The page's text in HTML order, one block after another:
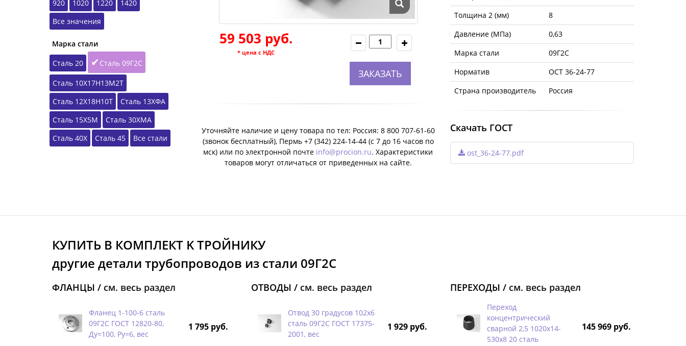
920 1020 1220
1420
Все значения
Марка стали
Сталь 20
Сталь 09Г2С
Сталь 10Х17Н13М2Т
Сталь 12Х18Н10Т
Сталь 13ХФА
Сталь 15Х5М
Сталь 30ХМА
Сталь 40Х
Сталь 45 Все стали
59 503 руб.
* цена с НДС
ЗАКАЗАТЬ
Уточняйте наличие и цену товара по тел: Россия: 8 800 707-61-60
(звонок бесплатный), Пермь +7 (342) 224-14-44 (c 7 до 16 часов по
мск) или по электронной почте info@procion.ru. Характеристики
товаров могут отличаться от приведенных на сайте.
Толщина 2 (мм)
8
Давление (МПа)
0,63
Марка стали
09Г2С
Норматив
ОСТ 36-24-77
Страна производитель
Россия
Скачать ГОСТ
ost_36-24-77.pdf
КУПИТЬ В КОМПЛЕКТ K ТРОЙНИКУ
другие детали трубопроводов из стали 09Г2С
ФЛАНЦЫ / см. весь раздел
Фланец 1-100-6 сталь
09Г2С ГОСТ 12820-80,
Ду=100, Ру=6, вес
1 795 руб.
ОТВОДЫ / см. весь раздел
Отвод 30 градусов 102х6
сталь 09Г2С ГОСТ 17375-
2001, вес
1 929 руб.
ПЕРЕХОДЫ / см. весь раздел
Переход
концентрический
сварной 2,5 1020х14-
530х8 20 сталь
145 969 руб.